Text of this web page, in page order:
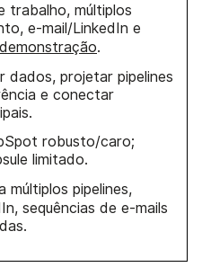
trabalho, múltiplos
e-mail/LinkedIn e
demonstração.
dados, projetar pipelines
e conectar
robusto/caro;
limitado.
múltiplos pipelines,
sequências de e-mails